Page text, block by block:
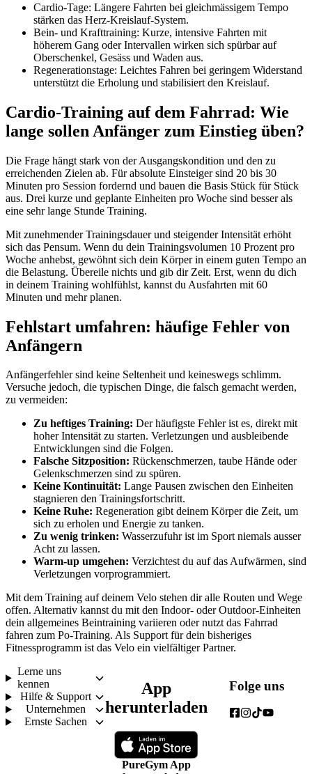
Cardio-Tage: Längere Fahrten bei gleichmässigem Tempo
stärken das Herz-Kreislauf-System.
Bein- und Krafttraining: Kurze, intensive Fahrten mit
höherem Gang oder Intervallen wirken sich spürbar auf
Oberschenkel, Gesäss und Waden aus.
Regenerationstage: Leichtes Fahren bei geringem Widerstand
unterstützt die Erholung und stabilisiert den Kreislauf.
Cardio-Training auf dem Fahrrad: Wie
lange sollen Anfänger zum Einstieg üben?
Die Frage hängt stark von der Ausgangskondition und den zu
erreichenden Zielen ab. Für absolute Einsteiger sind 20 bis 30
Minuten pro Session fordernd und bauen die Basis Stück für Stück
aus. Drei kurze und geplante Einheiten pro Woche sind besser als
eine sehr lange Stunde Training.
Mit zunehmender Trainingsdauer und steigender Intensität erhöht
sich das Pensum. Wenn du dein Trainingsvolumen 10 Prozent pro
Woche anhebst, gewöhnt sich dein Körper in einem guten Tempo an
die Belastung. Übereile nichts und gib dir Zeit. Erst, wenn du dich
in deinem Training wohlfühlst, kannst du Ausfahrten mit 60
Minuten und mehr planen.
Fehlstart umfahren: häufige Fehler von
Anfängern
Anfängerfehler sind keine Seltenheit und keineswegs schlimm.
Versuche jedoch, die typischen Dinge, die falsch gemacht werden,
zu vermeiden:
Zu heftiges Training: Der häufigste Fehler ist es, direkt mit
hoher Intensität zu starten. Verletzungen und ausbleibende
Entwicklungen sind die Folgen.
Falsche Sitzposition: Rückenschmerzen, taube Hände oder
Gelenkschmerzen sind zu spüren.
Keine Kontinuität: Lange Pausen zwischen den Einheiten
stagnieren den Trainingsfortschritt.
Keine Ruhe: Regeneration gibt deinem Körper die Zeit, um
sich zu erholen und Energie zu tanken.
Zu wenig trinken: Wasserzufuhr ist im Sport niemals ausser
Acht zu lassen.
Warm-up umgehen: Verzichtest du auf das Aufwärmen, sind
Verletzungen vorprogrammiert.
Mit dem Training auf deinem Velo stehen dir alle Routen und Wege
offen. Alternativ kannst du mit den Indoor- oder Outdoor-Einheiten
dein allgemeines Beintraining variieren oder nutzt das Fahrrad
fahren zum Po-Training. Als Support für dein bisheriges
Fitnessprogramm ist das Velo ein vielfältiger Partner.
Lerne uns
kennen
Hilfe & Support
Unternehmen
Ernste Sachen
App
herunterladen
PureGym App
Folge uns